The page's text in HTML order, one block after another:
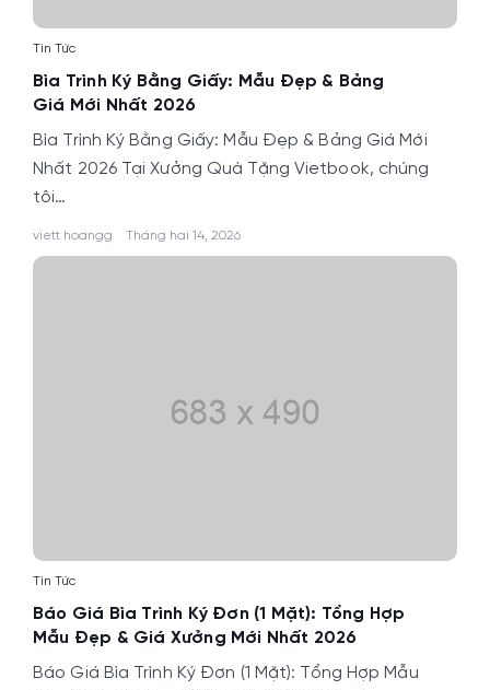
Tin Tức
Bìa Trình Ký Bằng Giấy: Mẫu Đẹp & Bảng
Giá Mới Nhất 2026
Bìa Trình Ký Bằng Giấy: Mẫu Đẹp & Bảng Giá Mới
Nhất 2026 Tại Xưởng Quà Tặng Vietbook, chúng
tôi…
viett hoangg Tháng hai 14, 2026
Tin Tức
Báo Giá Bìa Trình Ký Đơn (1 Mặt): Tổng Hợp
Mẫu Đẹp & Giá Xưởng Mới Nhất 2026
Báo Giá Bìa Trình Ký Đơn (1 Mặt): Tổng Hợp Mẫu